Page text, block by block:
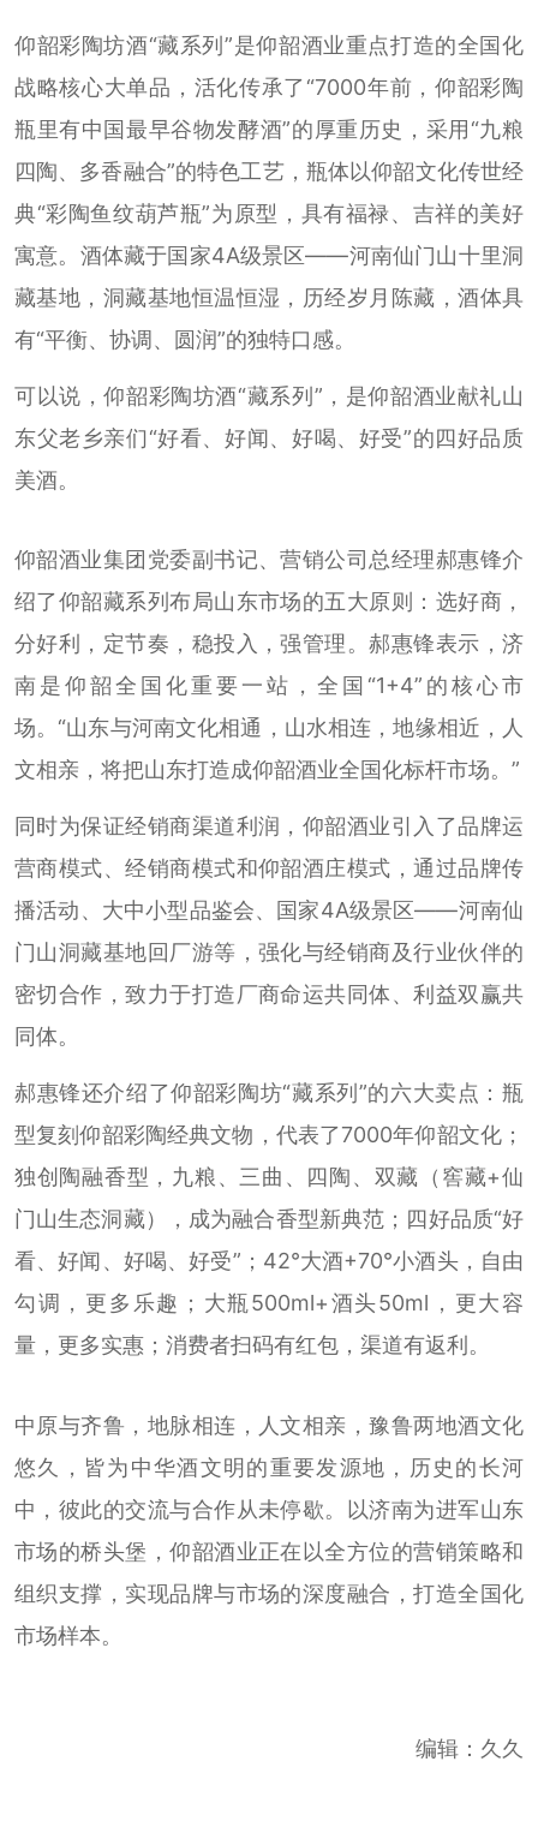
仰韶彩陶坊酒“藏系列”是仰韶酒业重点打造的全国化
战略核心大单品，活化传承了“7000年前，仰韶彩陶
瓶里有中国最早谷物发酵酒”的厚重历史，采用“九粮
四陶、多香融合”的特色工艺，瓶体以仰韶文化传世经
典“彩陶鱼纹葫芦瓶”为原型，具有福禄、吉祥的美好
寓意。酒体藏于国家4A级景区——河南仙门山十里洞
藏基地，洞藏基地恒温恒湿，历经岁月陈藏，酒体具
有“平衡、协调、圆润”的独特口感。
可以说，仰韶彩陶坊酒“藏系列”，是仰韶酒业献礼山
东父老乡亲们“好看、好闻、好喝、好受”的四好品质
美酒。
仰韶酒业集团党委副书记、营销公司总经理郝惠锋介
绍了仰韶藏系列布局山东市场的五大原则：选好商，
分好利，定节奏，稳投入，强管理。郝惠锋表示，济
南是仰韶全国化重要一站，全国“1+4”的核心市
场。“山东与河南文化相通，山水相连，地缘相近，人
文相亲，将把山东打造成仰韶酒业全国化标杆市场。”
同时为保证经销商渠道利润，仰韶酒业引入了品牌运
营商模式、经销商模式和仰韶酒庄模式，通过品牌传
播活动、大中小型品鉴会、国家4A级景区——河南仙
门山洞藏基地回厂游等，强化与经销商及行业伙伴的
密切合作，致力于打造厂商命运共同体、利益双赢共
同体。
郝惠锋还介绍了仰韶彩陶坊“藏系列”的六大卖点：瓶
型复刻仰韶彩陶经典文物，代表了7000年仰韶文化；
独创陶融香型，九粮、三曲、四陶、双藏（窖藏+仙
门山生态洞藏），成为融合香型新典范；四好品质“好
看、好闻、好喝、好受”；42°大酒+70°小酒头，自由
勾调，更多乐趣；大瓶500ml+酒头50ml，更大容
量，更多实惠；消费者扫码有红包，渠道有返利。
中原与齐鲁，地脉相连，人文相亲，豫鲁两地酒文化
悠久，皆为中华酒文明的重要发源地，历史的长河
中，彼此的交流与合作从未停歇。以济南为进军山东
市场的桥头堡，仰韶酒业正在以全方位的营销策略和
组织支撑，实现品牌与市场的深度融合，打造全国化
市场样本。
编辑：久久